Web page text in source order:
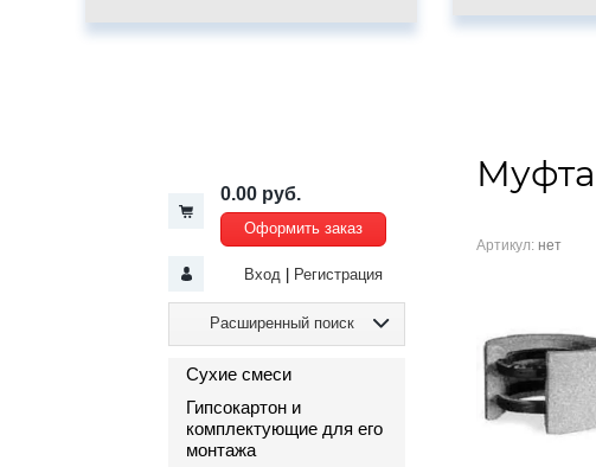
0.00 руб.
Оформить заказ
Вход Регистрация
Расширенный поиск
Сухие смеси
Гипсокартон и
комплектующие для его
монтажа
Артикул: нет